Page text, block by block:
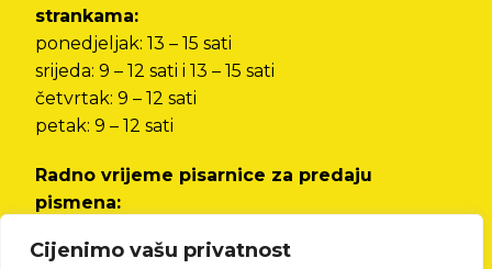
Cijenimo vašu privatnost
strankama:
ponedjeljak: 13 – 15 sati
srijeda: 9 – 12 sati i 13 – 15 sati
četvrtak: 9 – 12 sati
petak: 9 – 12 sati
Radno vrijeme pisarnice za predaju
pismena:
do 15 sati